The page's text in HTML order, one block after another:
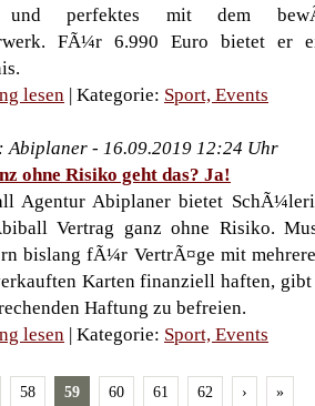
und perfektes mit dem
FÃ¼r 6.990 Euro bietet er
lesen | Kategorie: Sport, Events
Abiplaner - 16.09.2019 12:24 Uhr
ohne Risiko geht das? Ja!
Agentur Abiplaner bietet
Vertrag ganz ohne Risiko.
bislang fÃ¼r VertrÃ¤ge mit
Karten finanziell haften, gibt
Haftung zu befreien.
lesen | Kategorie: Sport, Events
58 59 60 61 62 › »